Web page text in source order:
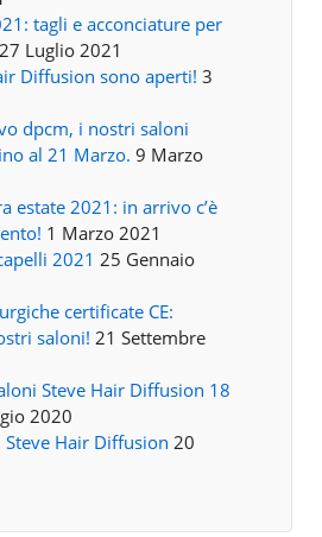
tagli e acconciature per
27 Luglio 2021
Diffusion sono aperti! 3
dpcm, i nostri saloni
al 21 Marzo. 9 Marzo
estate 2021: in arrivo c’è
1 Marzo 2021
2021 25 Gennaio
certificate CE:
saloni! 21 Settembre
Steve Hair Diffusion 18
2020
Hair Diffusion 20